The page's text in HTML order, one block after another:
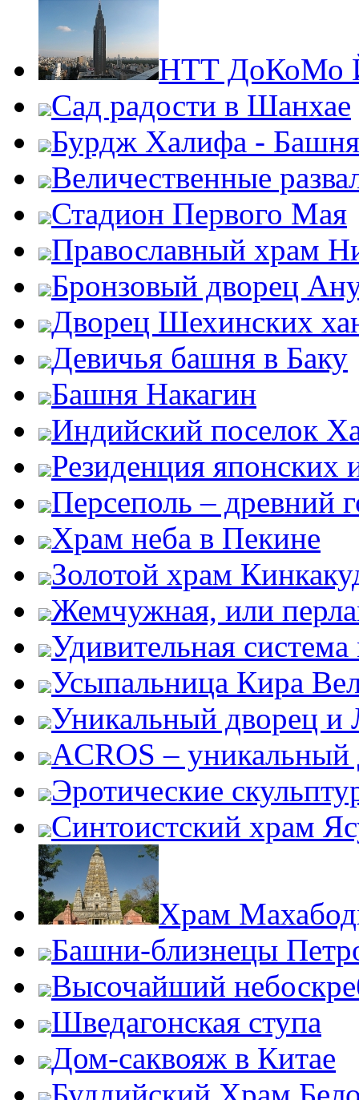
НТТ ДоКоМо
Сад радости в Шанхае
Бурдж Халифа -
Величественные
Стадион Первого Мая
Православный храм
Бронзовый дворец
Дворец Шехинских
Девичья башня в Баку
Башня Накагин
Индийский поселок
Резиденция японских
Персеполь – древний
Храм неба в Пекине
Золотой храм
Жемчужная, или
Удивительная
Усыпальница Кира
Уникальный дворец и
ACROS – уникальный
Эротические
Синтоистский храм
Храм
Башни-близнецы
Высочайший
Шведагонская ступа
Дом-саквояж в Китае